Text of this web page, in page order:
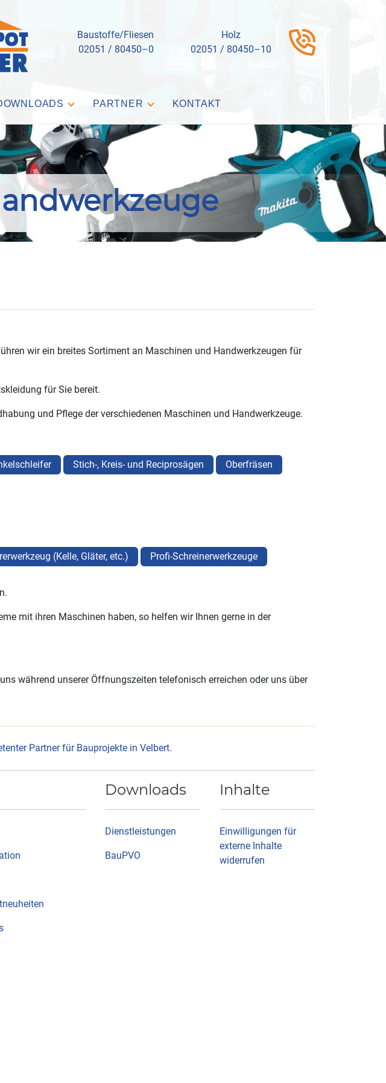
Baustoffe/Fliesen
Holz
02051 / 80450–0
02051 / 80450–10
PARTNER KONTAKT
wir ein breites Sortiment an Maschinen und Handwerkzeugen für
für Sie bereit.
und Pflege der verschiedenen Maschinen und Handwerkzeuge.
Stich-, Kreis- und Reciprosägen Oberfräsen
(Kelle, Gläter, etc.) Profi-Schreinerwerkzeuge
mit ihren Maschinen haben, so helfen wir Ihnen gerne in der
während unserer Öffnungszeiten telefonisch erreichen oder uns über
Partner für Bauprojekte in Velbert.
Downloads
Dienstleistungen
BauPVO
Inhalte
Einwilligungen für
externe Inhalte
widerrufen